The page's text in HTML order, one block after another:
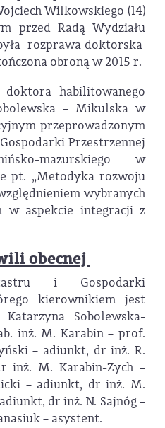
Wilkowskiego (14)
przed Radą Wydziału
rozprawa doktorska
obroną w 2015 r.
habilitowanego
– Mikulska w
przeprowadzonym
Przestrzennej
mazurskiego w
pt. „Metodyka rozwoju
wybranych
w aspekcie integracji z
obecnej
i Gospodarki
kierownikiem jest
Sobolewska-
inż. M. Karabin – prof.
– adiunkt, dr inż. R.
inż. M. Karabin-Zych –
– adiunkt, dr inż. M.
dr inż. N. Sajnóg –
– asystent.